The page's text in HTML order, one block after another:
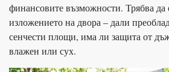
финансовите възможности. Трябва да
изложението на двора – дали
сенчести площи, има ли защита от
влажен или сух.